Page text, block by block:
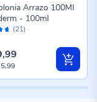
(21)
Arrazo 100Ml
- 100ml